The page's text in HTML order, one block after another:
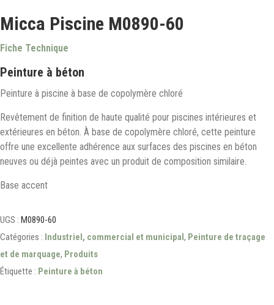
Micca Piscine M0890-60
Fiche Technique
Peinture à béton
Peinture à piscine à base de copolymère chloré
Revêtement de finition de haute qualité pour piscines intérieures et
extérieures en béton. À base de copolymère chloré, cette peinture
offre une excellente adhérence aux surfaces des piscines en béton
neuves ou déjà peintes avec un produit de composition similaire.
Base accent
UGS : M0890-60
Catégories : Industriel, commercial et municipal, Peinture de traçage
et de marquage, Produits
Étiquette : Peinture à béton